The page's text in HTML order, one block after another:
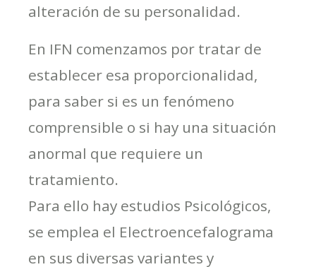
alteración de su personalidad.
En IFN comenzamos por tratar de
establecer esa proporcionalidad,
para saber si es un fenómeno
comprensible o si hay una situación
anormal que requiere un
tratamiento.
Para ello hay estudios Psicológicos,
se emplea el Electroencefalograma
en sus diversas variantes y